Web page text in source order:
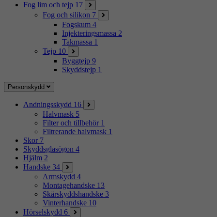
Fog lim och tejp 17
Fog och silikon 7
Fogskum 4
Injekteringsmassa 2
Takmassa 1
Tejp 10
Byggtejp 9
Skyddstejp 1
Personskydd
Andningsskydd 16
Halvmask 5
Filter och tillbehör 1
Filtrerande halvmask 1
Skor 7
Skyddsglasögon 4
Hjälm 2
Handske 34
Armskydd 4
Montagehandske 13
Skärskyddshandske 3
Vinterhandske 10
Hörselskydd 6